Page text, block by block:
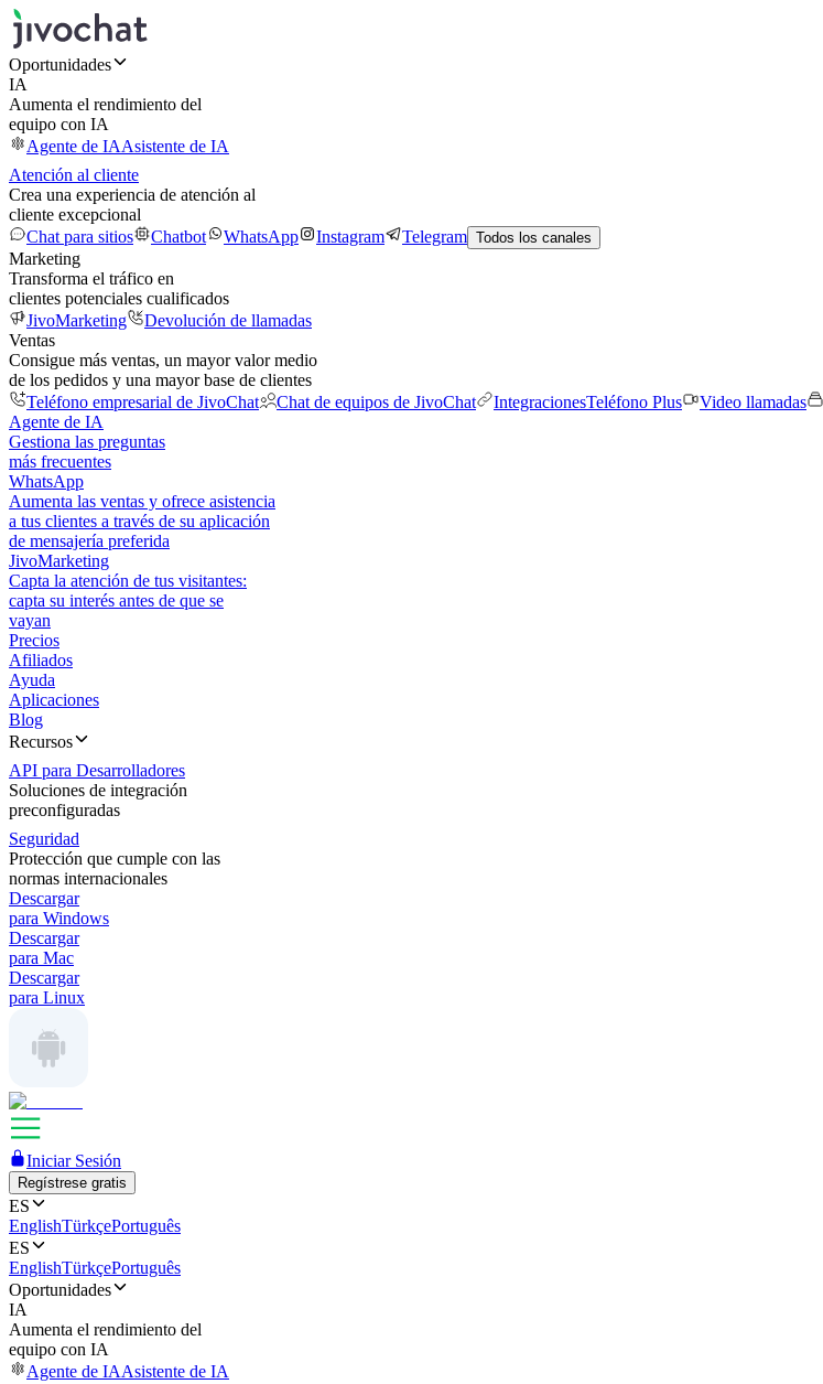
Oportunidades
IA
Aumenta el rendimiento del
equipo con IA
Agente de IAAsistente de IA
Atención al cliente
Crea una experiencia de atención al
cliente excepcional
Chat para sitios
Chatbot WhatsApp Instagram Telegram Todos los canales
Marketing
Transforma el tráfico en
clientes potenciales cualificados
JivoMarketing
Devolución de llamadas
Ventas
Consigue más ventas, un mayor valor medio
de los pedidos y una mayor base de clientes
Teléfono empresarial de JivoChat
Chat de equipos de JivoChat IntegracionesTeléfono Plus Video llamadas
Agente de IA
Gestiona las preguntas
más frecuentes
WhatsApp
Aumenta las ventas y ofrece asistencia
a tus clientes a través de su aplicación
de mensajería preferida
JivoMarketing
Capta la atención de tus visitantes:
capta su interés antes de que se
vayan
Precios
Afiliados
Ayuda
Aplicaciones
Blog
Recursos
API para Desarrolladores
Soluciones de integración
preconfiguradas
Seguridad
Protección que cumple con las
normas internacionales
Descargar
para Windows
Descargar
para Mac
Descargar
para Linux
Iniciar Sesión
Regístrese gratis
ES
EnglishTürkçePortuguês
ES
EnglishTürkçePortuguês
Oportunidades
IA
Aumenta el rendimiento del
equipo con IA
Agente de IAAsistente de IA